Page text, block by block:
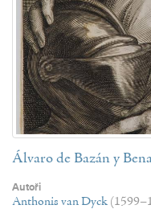
Álvaro de Bazán y
Autoři
Anthonis van Dyck